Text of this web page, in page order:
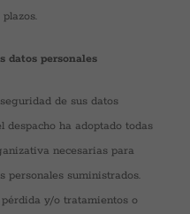
datos personales
de sus datos
despacho ha adoptado todas
necesarias para
personales suministrados.
y/o tratamientos o